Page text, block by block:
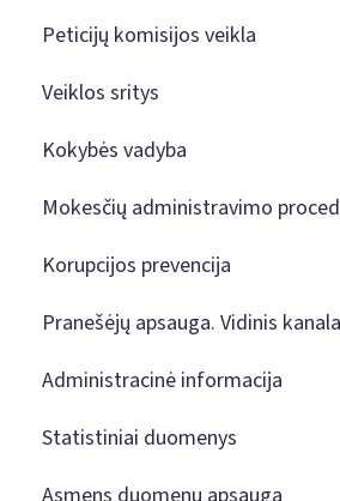
Peticijų komisijos veikla
Veiklos sritys
Kokybės vadyba
Mokesčių administravimo
Korupcijos prevencija
Pranešėjų apsauga. Vidinis
Administracinė informacija
Statistiniai duomenys
Asmens duomenų apsauga